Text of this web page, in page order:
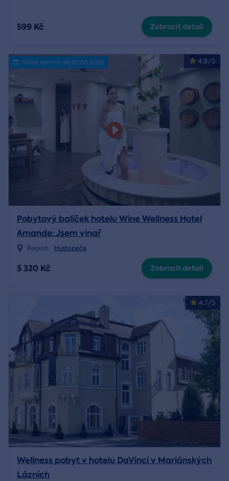
599 Kč Zobrazit detail
4.8/5
Volný termín od 07.08.2026
Pobytový balíček hotelu Wine Wellness Hotel
Amande: Jsem vinař
Region: Hustopeče
5 320 Kč Zobrazit detail
4.7/5
Wellness pobyt v hotelu DaVinci v Mariánských
Lázních